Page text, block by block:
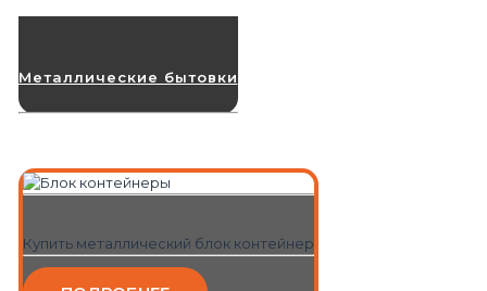
Металлические бытовки
Купить металлический блок контейнер